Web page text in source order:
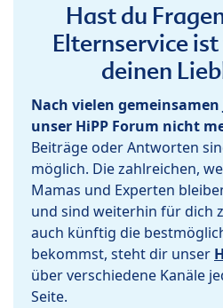
Hast du
Elternservice
deinen
Nach vielen
unser HiPP Forum nicht
Beiträge oder Antworten
möglich. Die zahlreichen,
Mamas und Experten
und sind weiterhin für dich
auch künftig die
bekommst, steht dir unser
über verschiedene Kanäle
Seite.